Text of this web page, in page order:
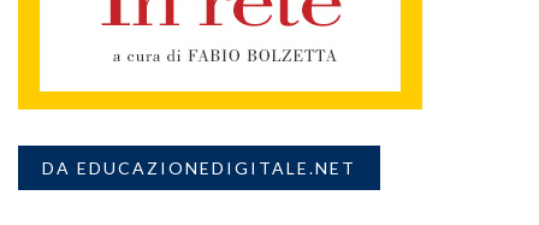
DA EDUCAZIONEDIGITALE.NET